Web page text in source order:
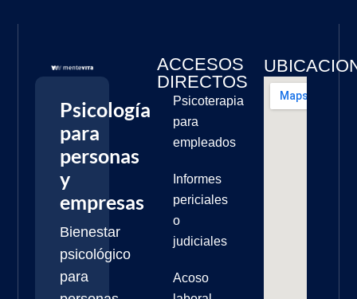
Psicología
para
personas
y
empresas
Bienestar
psicológico
para
ACCESOS
DIRECTOS
Psicoterapia
para
empleados
Informes
periciales
o
judiciales
Acoso